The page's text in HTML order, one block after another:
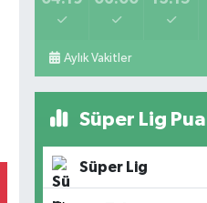
Aylık Vakitler
Süper Lig
Süper Lig